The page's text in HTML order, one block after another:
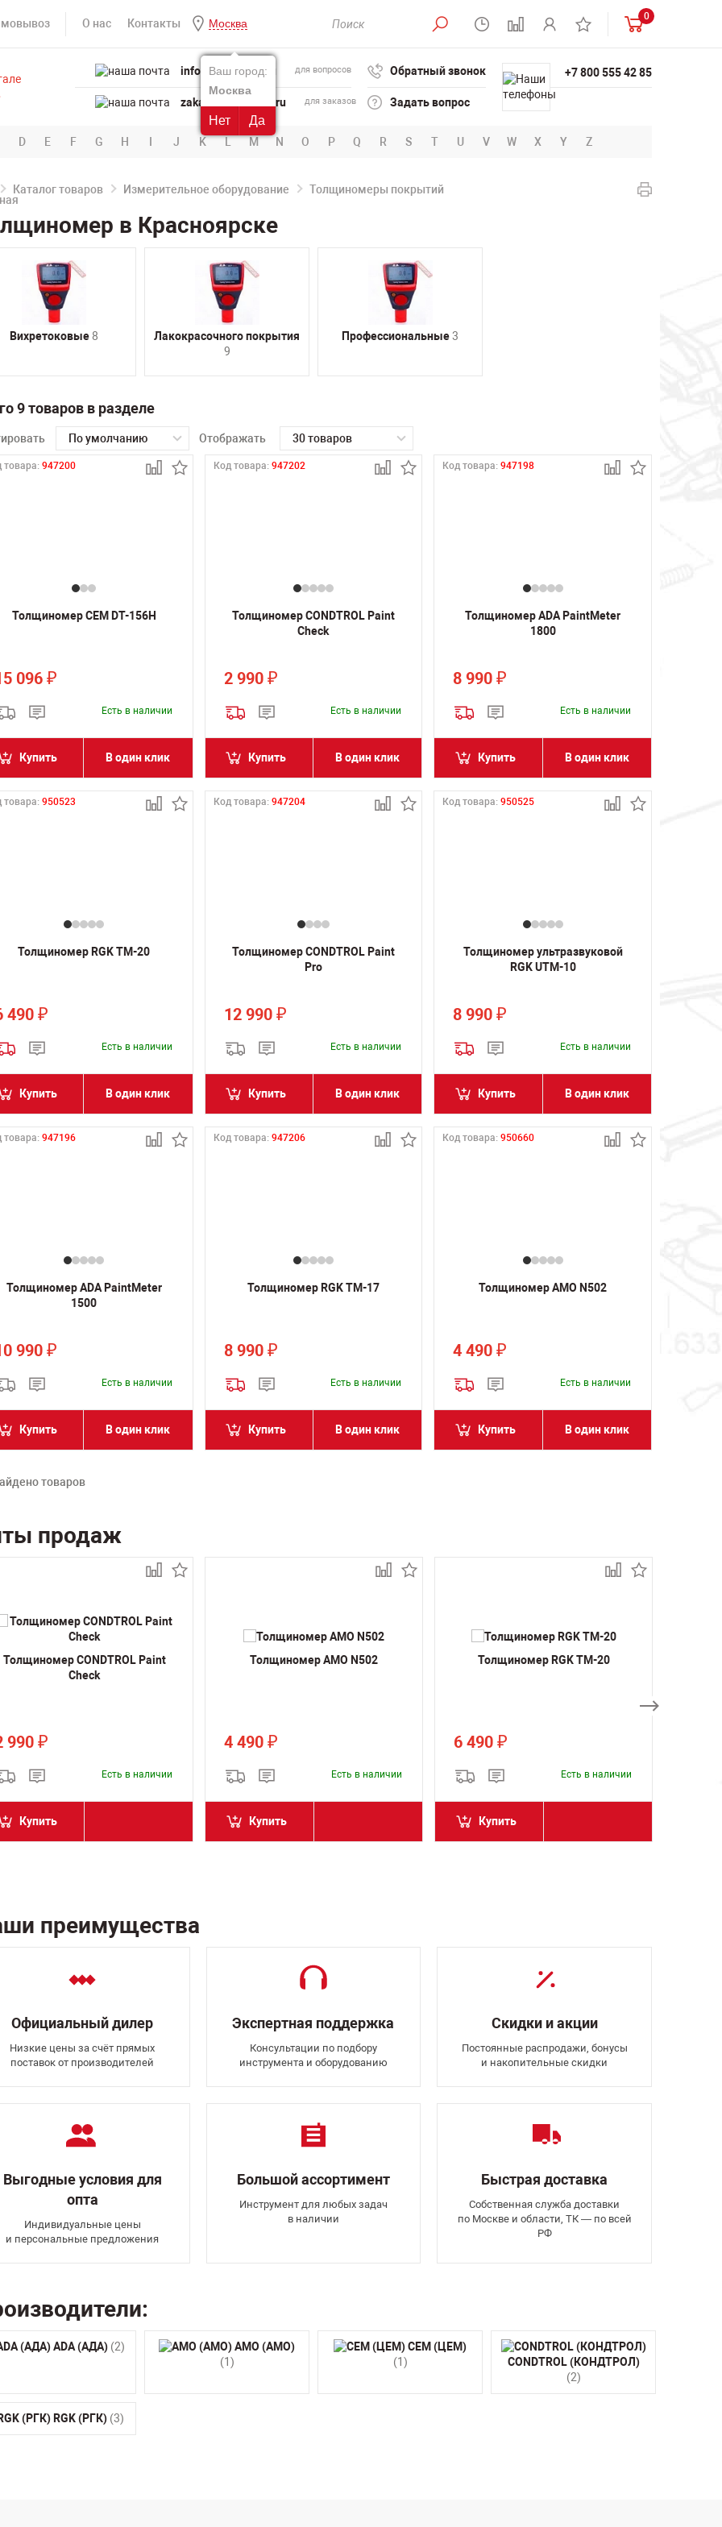
О нас Контакты Москва
Ваш город:
Москва
Нет Да
0
info@powertool.ru для вопросов
zakaz@powertool.ru для заказов
Обратный звонок
Задать вопрос
+7 800 555 42 85
D E F G H I J K L M N O P Q R S T U V W X Y Z
Каталог товаров Измерительное оборудование Толщиномеры покрытий
в Красноярске
Вихретоковые 8
Лакокрасочного покрытия
9
Профессиональные3
9 товаров в разделе
По умолчанию Отображать 30 товаров
товара: 947200
Толщиномер CEM DT-156H
096 ₽
Есть в наличии
Купить В один клик
Код товара: 947202
Толщиномер CONDTROL Paint
Сheck
2 990 ₽
Есть в наличии
Купить В один клик
Код товара:947198
Толщиномер ADA PaintMeter
1800
8 990₽
Есть в наличии
Купить В один клик
товара: 950523
Толщиномер RGK TM-20
490 ₽
Есть в наличии
Купить В один клик
Код товара: 947204
Толщиномер CONDTROL Paint
Pro
12 990 ₽
Есть в наличии
Купить В один клик
Код товара:950525
Толщиномер ультразвуковой
RGK UTM-10
8 990₽
Есть в наличии
Купить В один клик
товара: 947196
Толщиномер ADA PaintMeter
1500
990 ₽
Есть в наличии
Купить В один клик
Код товара: 947206
Толщиномер RGK TM-17
8 990 ₽
Есть в наличии
Купить В один клик
Код товара:950660
Толщиномер AMO N502
4 490₽
Есть в наличии
Купить В один клик
товаров
продаж
Толщиномер CONDTROL Paint
Сheck
990 ₽
Есть в наличии
Купить
Толщиномер AMO N502
4 490 ₽
Есть в наличии
Купить
Толщиномер RGK TM-20
6 490 ₽
Есть в наличии
Купить
преимущества
Официальный дилер
Низкие цены за счёт прямых
поставок от производителей
Экспертная поддержка
Консультации по подбору
инструмента и оборудованию
Скидки и акции
Постоянные распродажи, бонусы
и накопительные скидки
Выгодные условия для
опта
Индивидуальные цены
и персональные предложения
Большой ассортимент
Инструмент для любых задач
в наличии
Быстрая доставка
Собственная служба доставки
по Москве и области, ТК — по всей
РФ
ADA (АДА) (2)
AMO (АМО)
(1)
CEM (ЦЕМ)
(1)
CONDTROL (КОНДТРОЛ)
(2)
RGK (РГК) (3)